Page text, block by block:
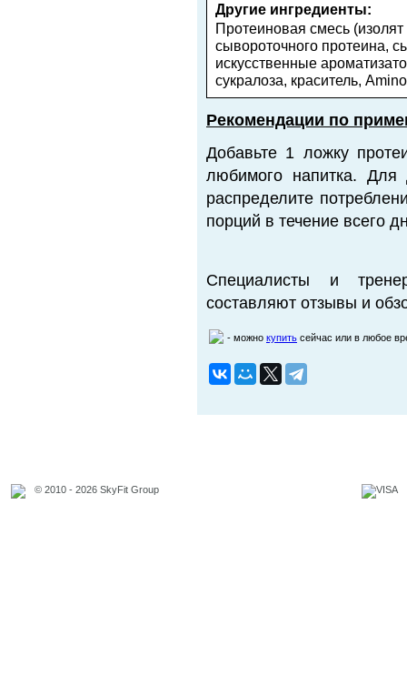
Другие ингредиенты:
Протеиновая смесь
сывороточного протеина,
искусственные
сукралоза, краситель,
Рекомендации по
Добавьте 1 ложку
любимого напитка. Для
распределите
порций в течение всего
Специалисты и
составляют отзывы и
- можно купить сейчас или в любое
© 2010 - 2026 SkyFit Group